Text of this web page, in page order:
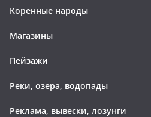
Коренные народы
Магазины
Пейзажи
Реки, озера, водопады
Реклама, вывески, лозунги